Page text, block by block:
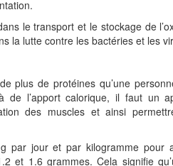
le transport et le stockage de
la lutte contre les bactéries et les
plus de protéines qu’une
de l’apport calorique, il faut un
des muscles et ainsi
par jour et par kilogramme pour
et 1.6 grammes. Cela signifie